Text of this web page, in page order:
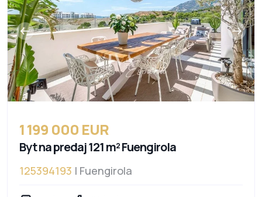
1 199 000 EUR
Byt na predaj 121 m² Fuengirola
125394193 | Fuengirola